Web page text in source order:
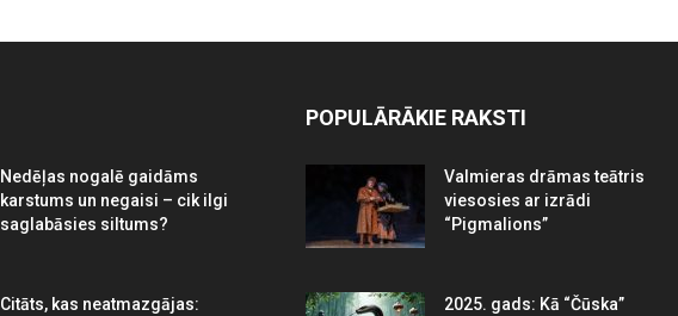
Nedēļas nogalē gaidāms
karstums un negaisi – cik ilgi
saglabāsies siltums?
Citāts, kas neatmazgājas:
POPULĀRĀKIE RAKSTI
Valmieras drāmas teātris
viesosies ar izrādi
“Pigmalions”
2025. gads: Kā “Čūska”